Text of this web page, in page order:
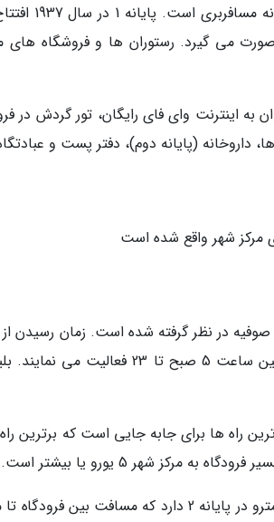
فرودگاه
های بین المللی از پایانه 2 صورت می گیرد. رستوران ها و
(پایانه دوم)، دفتر پست و
نیم یورو است. اتوبوس ها بین ساعت
راه ها برای جابه جایی است که برترین
مرکز شهر 5 یورو یا بیشتر است.